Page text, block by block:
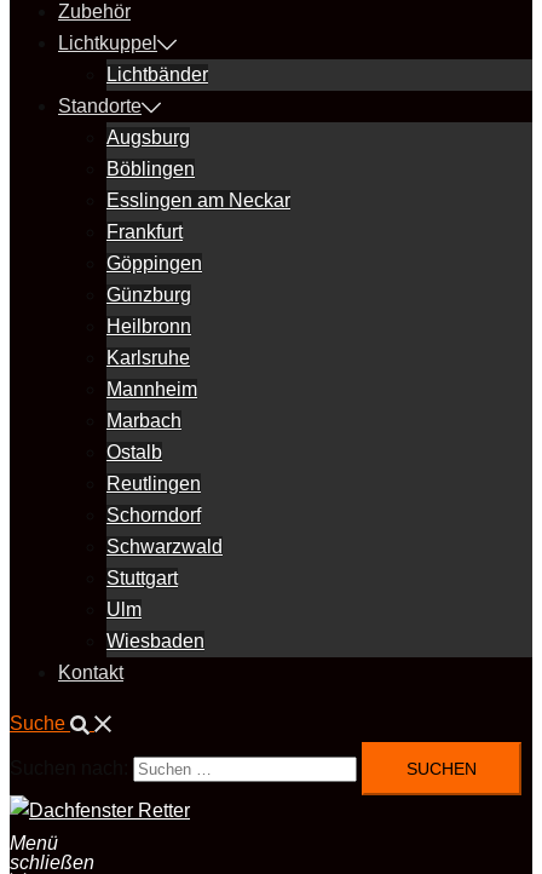
Zubehör
Lichtkuppel
Lichtbänder
Standorte
Augsburg
Böblingen
Esslingen am Neckar
Frankfurt
Göppingen
Günzburg
Heilbronn
Karlsruhe
Mannheim
Marbach
Ostalb
Reutlingen
Schorndorf
Schwarzwald
Stuttgart
Ulm
Wiesbaden
Kontakt
Suche
Menü
schließen